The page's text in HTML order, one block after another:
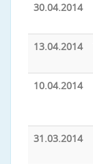
30.04.2014
13.04.2014
10.04.2014
31.03.2014